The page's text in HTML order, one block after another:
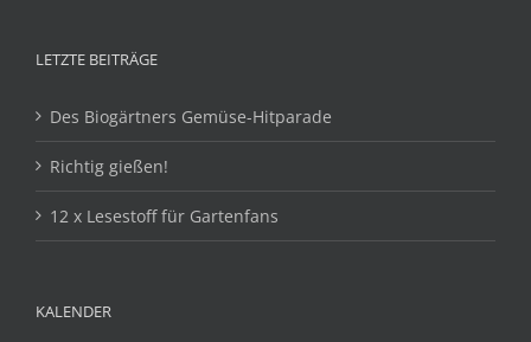
LETZTE BEITRÄGE
Des Biogärtners Gemüse-Hitparade
Richtig gießen!
12 x Lesestoff für Gartenfans
KALENDER